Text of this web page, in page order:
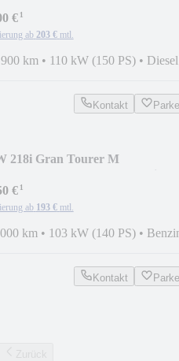
€¹
ab 203 € mtl.
km • 110 kW (150 PS) • Diesel
Kontakt
218i Gran Tourer M
€¹
ab 193 € mtl.
km • 103 kW (140 PS) •
Kontakt